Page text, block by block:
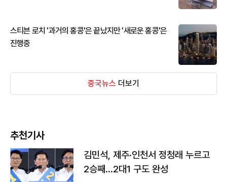
스티븐 로치 '과거의 홍콩'은 끝났지만 '새로운 홍콩'은
진행중
중국뉴스 더보기
추천기사
김민석, 제주·인천서 정청래 누르고
2승째…2대1 구도 완성